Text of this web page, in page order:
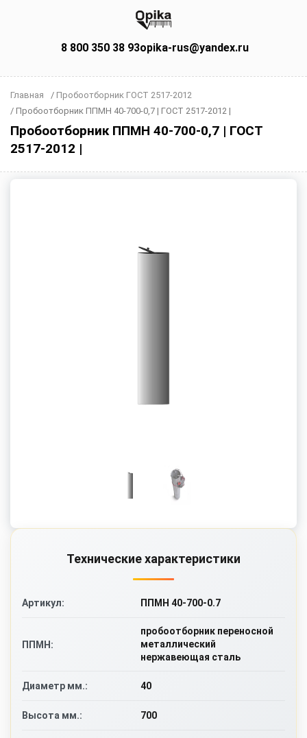
8 800 350 38 93opika-rus@yandex.ru
Главная / Пробоотборник ГОСТ 2517-2012
/ Пробоотборник ППМН 40-700-0,7 | ГОСТ 2517-2012 |
Пробоотборник ППМН 40-700-0,7 | ГОСТ
2517-2012 |
Технические характеристики
Артикул: ППМН 40-700-0.7
ППМН:
пробоотборник переносной
металлический
нержавеющая сталь
Диаметр мм.: 40
Высота мм.: 700